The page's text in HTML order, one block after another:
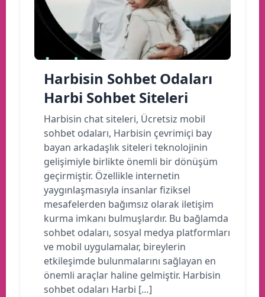
Harbisin Sohbet Odaları
Harbi Sohbet Siteleri
Harbisin chat siteleri, Ücretsiz mobil
sohbet odaları, Harbisin çevrimiçi bay
bayan arkadaşlık siteleri teknolojinin
gelişimiyle birlikte önemli bir dönüşüm
geçirmiştir. Özellikle internetin
yaygınlaşmasıyla insanlar fiziksel
mesafelerden bağımsız olarak iletişim
kurma imkanı bulmuşlardır. Bu bağlamda
sohbet odaları, sosyal medya platformları
ve mobil uygulamalar, bireylerin
etkileşimde bulunmalarını sağlayan en
önemli araçlar haline gelmiştir. Harbisin
sohbet odaları Harbi […]